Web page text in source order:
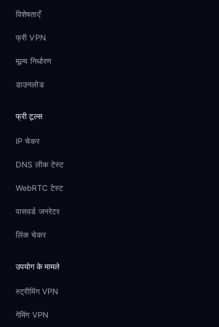
स्थानीय मुद्रा pricing options
Nintendo Switch
Online सुविधाएँ
Online Multiplayer:
VPN के साथ Nintendo Switch Online
सर्वर दूरी के आधार पर थोड़ी latency वृद्धि हो
Nintendo Switch Online app के माध्यम से
सुलभ
विशेषताएँ
फ्री VPN
मूल्य निर्धारण
डाउनलोड
फ्री टूल्स
IP चेकर
DNS लीक टेस्ट
WebRTC टेस्ट
पासवर्ड जनरेटर
लिंक चेकर
उपयोग के मामले
स्ट्रीमिंग VPN
गेमिंग VPN